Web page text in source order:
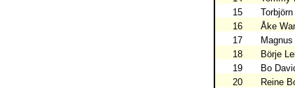
15
16
Åke
17
18
Börje
19
Bo
20
Reine